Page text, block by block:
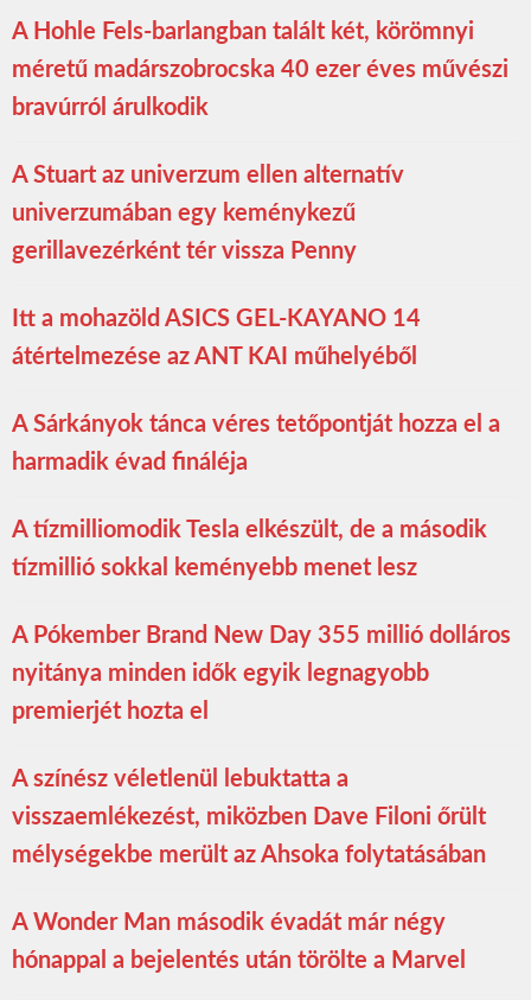
A Hohle Fels-barlangban talált két, körömnyi
méretű madárszobrocska 40 ezer éves művészi
bravúrról árulkodik
A Stuart az univerzum ellen alternatív
univerzumában egy keménykezű
gerillavezérként tér vissza Penny
Itt a mohazöld ASICS GEL-KAYANO 14
átértelmezése az ANT KAI műhelyéből
A Sárkányok tánca véres tetőpontját hozza el a
harmadik évad fináléja
A tízmilliomodik Tesla elkészült, de a második
tízmillió sokkal keményebb menet lesz
A Pókember Brand New Day 355 millió dolláros
nyitánya minden idők egyik legnagyobb
premierjét hozta el
A színész véletlenül lebuktatta a
visszaemlékezést, miközben Dave Filoni őrült
mélységekbe merült az Ahsoka folytatásában
A Wonder Man második évadát már négy
hónappal a bejelentés után törölte a Marvel